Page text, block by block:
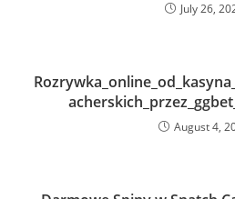
July 26,
August 4,